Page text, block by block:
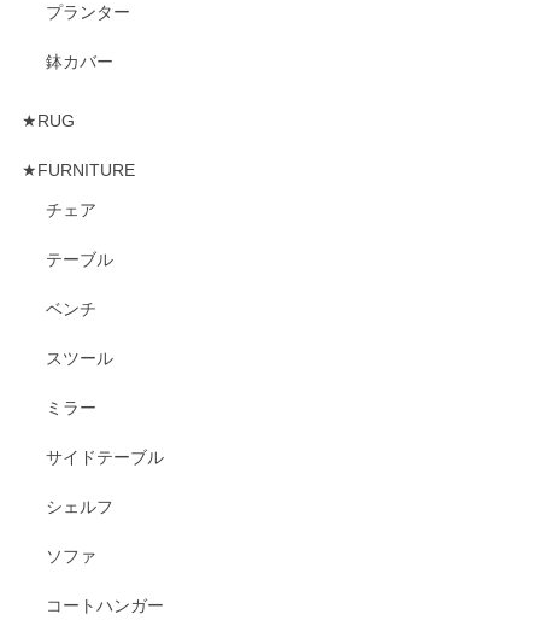
プランター
鉢カバー
★RUG
★FURNITURE
チェア
テーブル
ベンチ
スツール
ミラー
サイドテーブル
シェルフ
ソファ
コートハンガー